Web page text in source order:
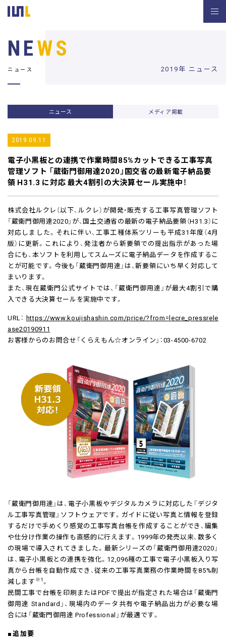
2019年 ニュース
NEWS
ニュース
ニュース メディア掲載
2019.09.11
電子小黒板との連携で作業時間85%カットできる工事写真
管理ソフト 「蔵衛門御用達2020」国交省の最新電子納品要
領 H31.3 に対応最大4割引の大決算セール実施中！
株式会社ルクレ（以下、ルクレ）が開発・販売する工事写真管理ソフト
「蔵衛門御用達2020」が、国土交通省の最新の電子納品要領（H31.3）に
対応しました。それに伴い、工事工種体系ツリーも平成31年度（4月
版）に更新。これにより、発注者から新要領での提出指示があった場
合にも、本ソフトを利用してスムーズに電子納品データを作成するこ
とが可能です。今後も「蔵衛門御用達」は、新要領にいち早く対応して
まいります。
また、現在蔵衛門公式サイトでは、「蔵衛門御用達」が最大4割引で購
入できる大決算セールを実施中です。
URL： https://www.koujishashin.com/price/?from=lecre_pressrele
ase20190911
お客様からのお問合せ「くらえもん☆オンライン」：03-4500-6702
「蔵衛門御用達」は、電子小黒板やデジタルカメラに対応した『デジタ
ル工事写真管理』ソフトウェアです。ガイドに従い写真と情報を登録
するだけで手めくり感覚の工事写真台帳を作成することができ、編集
や仕分け作業の操作も直感的に行えます。1999年の発売以来、数多く
の現場で導入されてきました。最新シリーズの「蔵衛門御用達2020」
は、電子小黒板との連携を強化。12,096種の工事で電子小黒板入り写
真から台帳を自動作成でき、従来の工事写真業務の作業時間を85%削
減します ※1。
民間工事で台帳を印刷またはPDFで提出が指定された場合は「蔵衛門
御用達 Standard」、現場内のデータ共有や電子納品出力が必要な場
合には「蔵衛門御用達 Professional」が最適です。
■追加要